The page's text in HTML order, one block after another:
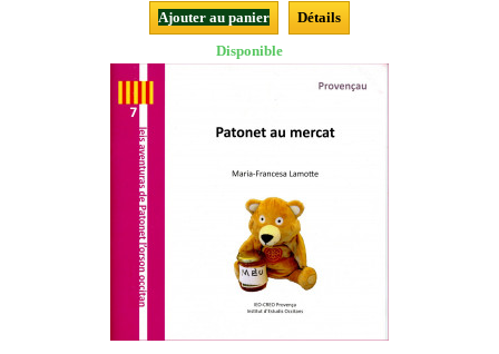
Ajouter au panier
Détails
Disponible